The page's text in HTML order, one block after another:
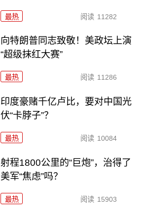
最热 阅读 11282
向特朗普同志致敬！美政坛上演
“超级抹红大赛”
最热 阅读 11286
印度豪赌千亿卢比，要对中国光
伏“卡脖子”？
最热 阅读 10084
射程1800公里的“巨炮”，治得了
美军“焦虑”吗？
最热 阅读 15903